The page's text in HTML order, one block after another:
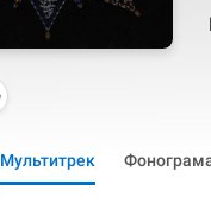
Мультитрек